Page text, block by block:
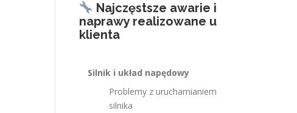
Najczęstsze awarie i
naprawy realizowane u
klienta
Silnik i układ napędowy
Problemy z uruchamianiem
silnika